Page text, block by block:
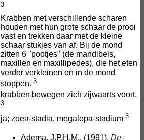
3
Krabben met verschillende scharen
houden met hun grote schaar de prooi
vast en trekken daar met de kleine
schaar stukjes van af. Bij de mond
zitten 6 "pootjes" (de mandibels,
maxillen en maxillipedes), die het eten
verder verkleinen en in de mond
stoppen. 3
krabben bewegen zich zijwaarts voort.
3
ja; zoea-stadia, megalopa-stadium 3
Adema, J.P.H.M.. (1991). De